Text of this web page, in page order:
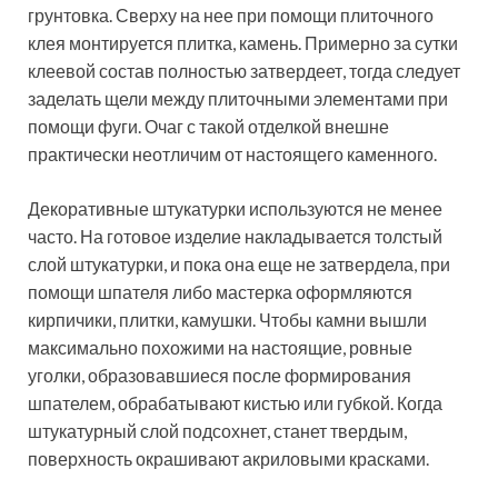
грунтовка. Сверху на нее при помощи плиточного
клея монтируется плитка, камень. Примерно за сутки
клеевой состав полностью затвердеет, тогда следует
заделать щели между плиточными элементами при
помощи фуги. Очаг с такой отделкой внешне
практически неотличим от настоящего каменного.
Декоративные штукатурки используются не менее
часто. На готовое изделие накладывается толстый
слой штукатурки, и пока она еще не затвердела, при
помощи шпателя либо мастерка оформляются
кирпичики, плитки, камушки. Чтобы камни вышли
максимально похожими на настоящие, ровные
уголки, образовавшиеся после формирования
шпателем, обрабатывают кистью или губкой. Когда
штукатурный слой подсохнет, станет твердым,
поверхность окрашивают акриловыми красками.